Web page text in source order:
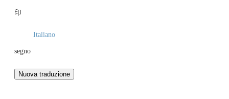
印
Italiano
segno